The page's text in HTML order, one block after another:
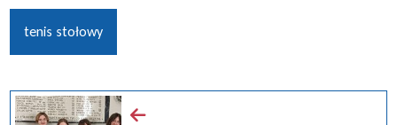
tenis stołowy